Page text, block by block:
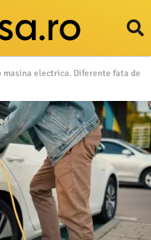
electrica. Diferente fata de